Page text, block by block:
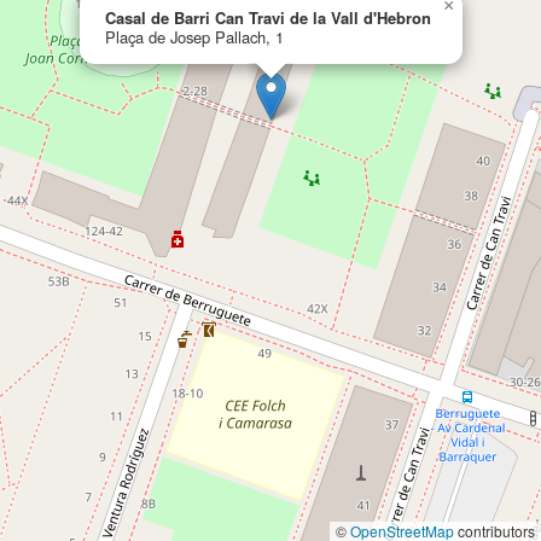
Casal de Barri Can Travi de la Vall d'Hebron
Plaça de Josep Pallach, 1
×
©OpenStreetMapcontributors